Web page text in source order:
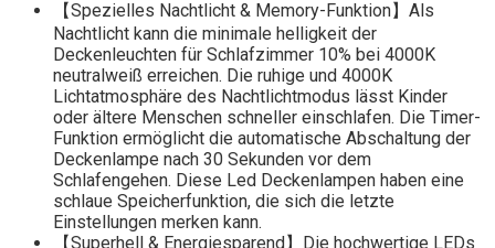
【Spezielles Nachtlicht & Memory-Funktion】Als
Nachtlicht kann die minimale helligkeit der
Deckenleuchten für Schlafzimmer 10% bei 4000K
neutralweiß erreichen. Die ruhige und 4000K
Lichtatmosphäre des Nachtlichtmodus lässt Kinder
oder ältere Menschen schneller einschlafen. Die Timer-
Funktion ermöglicht die automatische Abschaltung der
Deckenlampe nach 30 Sekunden vor dem
Schlafengehen. Diese Led Deckenlampen haben eine
schlaue Speicherfunktion, die sich die letzte
Einstellungen merken kann.
【Superhell & Energiesparend】Die hochwertige LEDs